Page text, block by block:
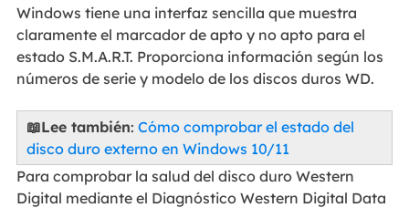
Windows tiene una interfaz sencilla que muestra
claramente el marcador de apto y no apto para el
estado S.M.A.R.T. Proporciona información según los
números de serie y modelo de los discos duros WD.
📖Lee también: Cómo comprobar el estado del
disco duro externo en Windows 10/11
Para comprobar la salud del disco duro Western
Digital mediante el Diagnóstico Western Digital Data